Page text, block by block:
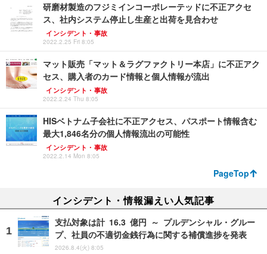
研磨材製造のフジミインコーポレーテッドに不正アクセ
ス、社内システム停止し生産と出荷を見合わせ
インシデント・事故
2022.2.25 Fri 8:05
マット販売「マット＆ラグファクトリー本店」に不正アク
セス、購入者のカード情報と個人情報が流出
インシデント・事故
2022.2.24 Thu 8:05
HISベトナム子会社に不正アクセス、パスポート情報含む
最大1,846名分の個人情報流出の可能性
インシデント・事故
2022.2.14 Mon 8:05
PageTop
インシデント・情報漏えい人気記事
支払対象は計 16.3 億円 ～ プルデンシャル・グルー
プ、社員の不適切金銭行為に関する補償進捗を発表
2026.8.4(火) 8:05